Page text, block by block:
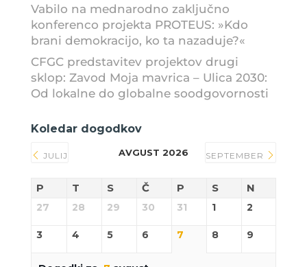
Vabilo na mednarodno zaključno
konferenco projekta PROTEUS: »Kdo
brani demokracijo, ko ta nazaduje?«
CFGC predstavitev projektov drugi
sklop: Zavod Moja mavrica – Ulica 2030:
Od lokalne do globalne soodgovornosti
Koledar dogodkov
JULIJ AVGUST 2026 SEPTEMBER
P T S Č P S N
27 28 29 30 31 1 2
3 4 5 6 7 8 9